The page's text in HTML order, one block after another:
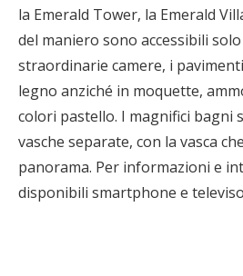
la Emerald Tower, la Emerald
del maniero sono accessibili
straordinarie camere, i
legno anziché in moquette,
colori pastello. I magnifici bagni
vasche separate, con la vasca
panorama. Per informazioni e
disponibili smartphone e